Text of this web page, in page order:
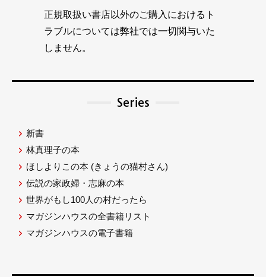
正規取扱い書店以外のご購入におけるト
ラブルについては弊社では一切関与いた
しません。
Series
新書
林真理子の本
ほしよりこの本 (きょうの猫村さん)
伝説の家政婦・志麻の本
世界がもし100人の村だったら
マガジンハウスの全書籍リスト
マガジンハウスの電子書籍